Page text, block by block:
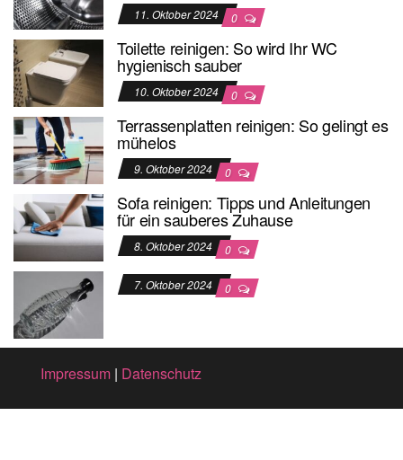
11. Oktober 2024 0
Toilette reinigen: So wird Ihr WC
hygienisch sauber
10. Oktober 2024 0
Terrassenplatten reinigen: So gelingt es
mühelos
9. Oktober 2024 0
Sofa reinigen: Tipps und Anleitungen
für ein sauberes Zuhause
8. Oktober 2024 0
7. Oktober 2024 0
Impressum | Datenschutz